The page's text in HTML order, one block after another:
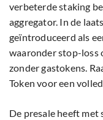
verbeterde staking
aggregator. In de
geïntroduceerd als
waaronder stop-loss
zonder gastokens.
Token voor een
De presale heeft met